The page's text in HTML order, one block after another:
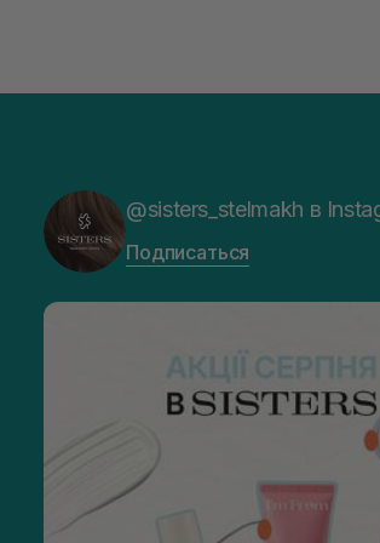
@sisters_stelmakh в
Подписаться